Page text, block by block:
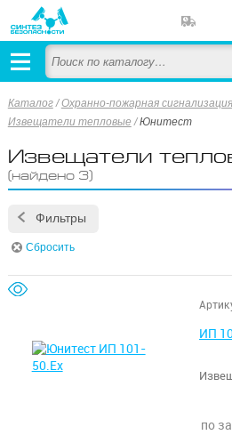
Каталог /Охранно-пожарная сигнализация
Извещатели тепловые /Юнитест
Извещатели
(найдено 3)
Фильтры
Сбросить
ИП
по